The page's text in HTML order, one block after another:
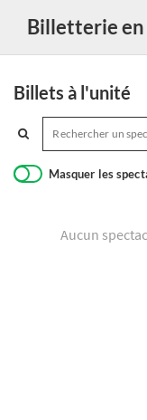
Billetterie en
Billets à l'unité
Masquer les
Aucun